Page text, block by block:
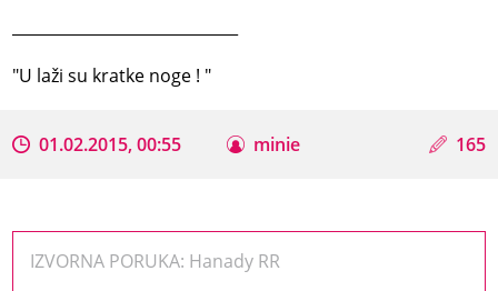
"U laži su kratke noge ! "
01.02.2015, 00:55 minie 165
IZVORNA PORUKA: Hanady RR